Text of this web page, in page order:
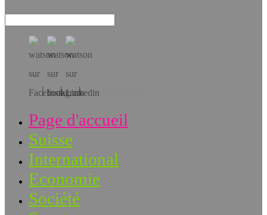
Téléchargez l’app!
Page d'accueil
Suisse
International
Economie
Société